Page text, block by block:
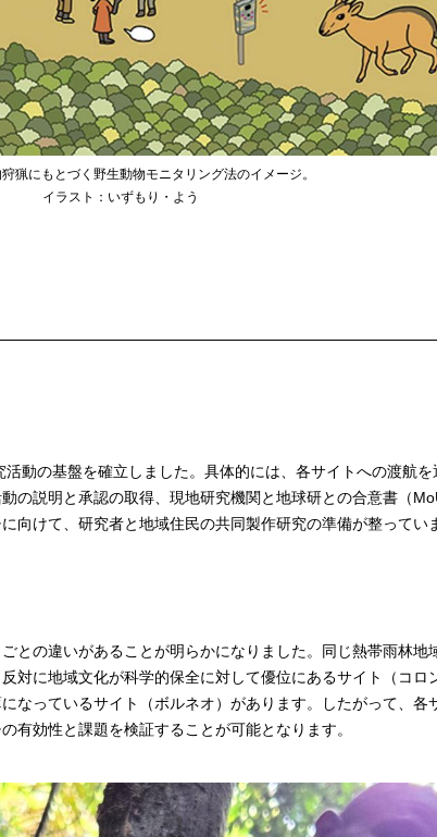
猟にもとづく野生動物モニタリング法のイメージ。
イラスト：いずもり・よう
動の基盤を確立しました。具体的には、各サイトへの渡航
の説明と承認の取得、現地研究機関と地球研との合意書（
向けて、研究者と地域住民の共同製作研究の準備が整ってい
との違いがあることが明らかになりました。同じ熱帯雨林地
対に地域文化が科学的保全に対して優位にあるサイト（コロ
なっているサイト（ボルネオ）があります。したがって、各
有効性と課題を検証することが可能となります。